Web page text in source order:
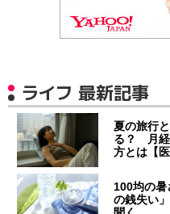
ライフ 最新記事
夏の旅行
る？ 月経
方とは【
100均の
の銭失い